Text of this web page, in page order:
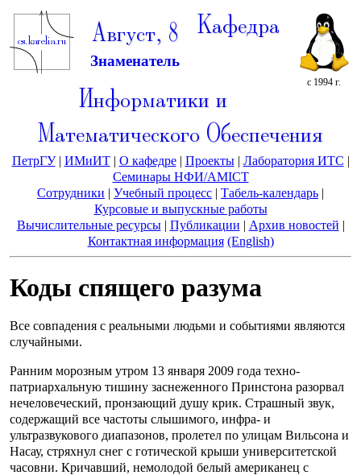
Август, 8
Знаменатель
с 1994 г.
Кафедра
Информатики и
Математического Обеспечения
ПетрГУ| ИМиИТ| О кафедре| Проекты| Лаборатория ИТС |
Семинары НФИ/AMICT
Сотрудники | Учебный процесс | Табель-календарь |
Курсовые и выпускные работы
Вычислительные ресурсы| Публикации | Архив новостей |
Контактная информация (English)
Коды спящего разума
Все совпадения с реальными людьми и событиями являются
случайными.
Ранним морозным утром 13 января 2009 года техно-
патриархальную тишину заснеженного Принстона разорвал
нечеловеческий, пронзающий душу крик. Страшный звук,
содержащий все частоты слышимого, инфра- и
ультразвукового диапазонов, пролетел по улицам Вильсона и
Насау, стряхнул снег с готической крыши университетской
часовни. Кричавший, немолодой белый американец с